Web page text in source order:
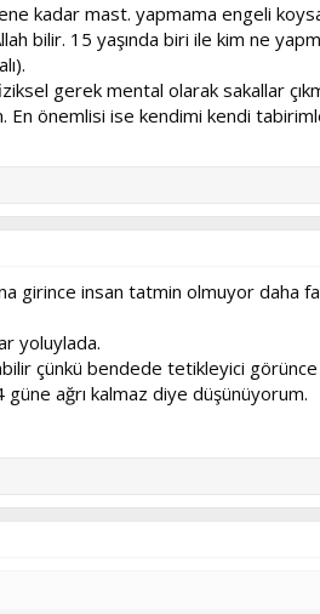
kadar mast. yapmama engeli
bilir. 15 yaşında biri ile kim ne
gerek mental olarak sakallar
önemlisi ise kendimi kendi
insan tatmin olmuyor daha
yoluylada.
çünkü bendede tetikleyici görünce
güne ağrı kalmaz diye düşünüyorum.